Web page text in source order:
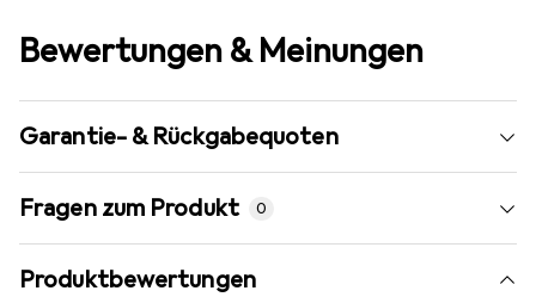
Bewertungen & Meinungen
Garantie- & Rückgabequoten
Fragen zum Produkt 0
Produktbewertungen